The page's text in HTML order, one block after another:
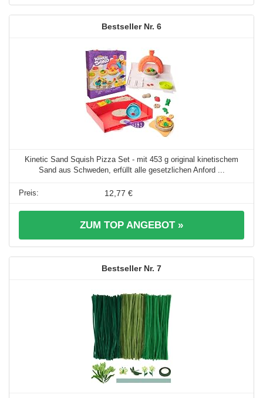
6
Kinetic Sand Squish Pizza Set - mit 453 g original kinetischem
Sand aus Schweden, erfüllt alle gesetzlichen Anford ...
12,77 €
ZUM TOP ANGEBOT »
7